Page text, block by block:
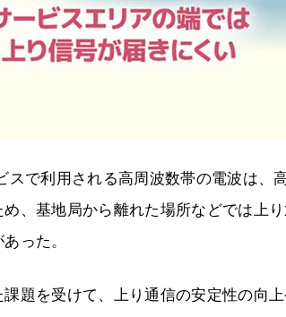
スで利用される高周波数帯の電波は、
め、基地局から離れた場所などでは上
った。
課題を受けて、上り通信の安定性の向